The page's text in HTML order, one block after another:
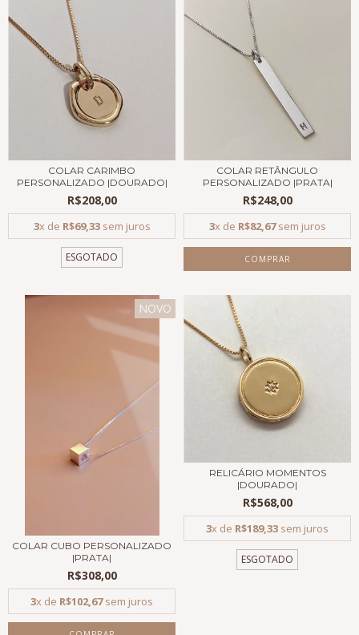
COLAR CARIMBO
PERSONALIZADO |DOURADO|
R$208,00
3x de R$69,33sem juros
ESGOTADO
COLAR RETÂNGULO
PERSONALIZADO |PRATA|
R$248,00
3x de R$82,67sem juros
COMPRAR
NOVO
COLAR CUBO PERSONALIZADO
|PRATA|
R$308,00
3x de R$102,67sem juros
RELICÁRIO MOMENTOS
|DOURADO|
R$568,00
3x de R$189,33 sem juros
ESGOTADO